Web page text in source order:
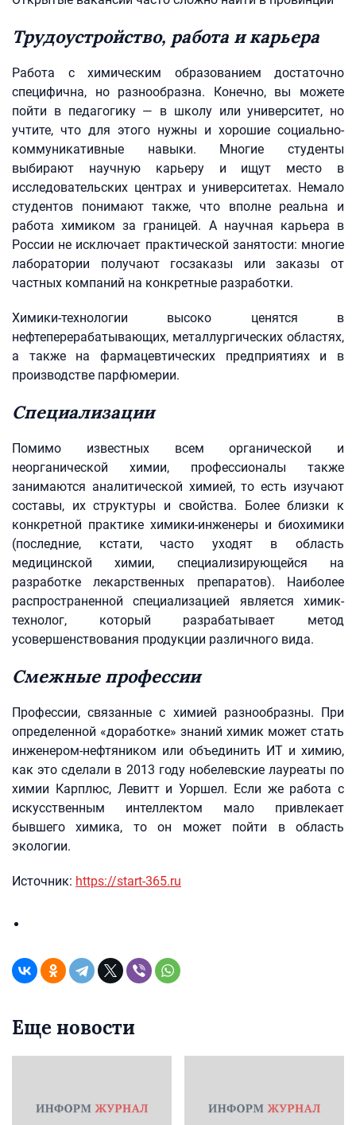
Трудоустройство, работа и карьера
Работа с химическим образованием достаточно
специфична, но разнообразна. Конечно, вы можете
пойти в педагогику — в школу или университет, но
учтите, что для этого нужны и хорошие социально-
коммуникативные навыки. Многие студенты
выбирают научную карьеру и ищут место в
исследовательских центрах и университетах. Немало
студентов понимают также, что вполне реальна и
работа химиком за границей. А научная карьера в
России не исключает практической занятости: многие
лаборатории получают госзаказы или заказы от
частных компаний на конкретные разработки.
Химики-технологии высоко ценятся в
нефтеперерабатывающих, металлургических областях,
а также на фармацевтических предприятиях и в
производстве парфюмерии.
Специализации
Помимо известных всем органической и
неорганической химии, профессионалы также
занимаются аналитической химией, то есть изучают
составы, их структуры и свойства. Более близки к
конкретной практике химики-инженеры и биохимики
(последние, кстати, часто уходят в область
медицинской химии, специализирующейся на
разработке лекарственных препаратов). Наиболее
распространенной специализацией является химик-
технолог, который разрабатывает метод
усовершенствования продукции различного вида.
Смежные профессии
Профессии, связанные с химией разнообразны. При
определенной «доработке» знаний химик может стать
инженером-нефтяником или объединить ИТ и химию,
как это сделали в 2013 году нобелевские лауреаты по
химии Карплюс, Левитт и Уоршел. Если же работа с
искусственным интеллектом мало привлекает
бывшего химика, то он может пойти в область
экологии.
Источник: https://start-365.ru
Еще новости